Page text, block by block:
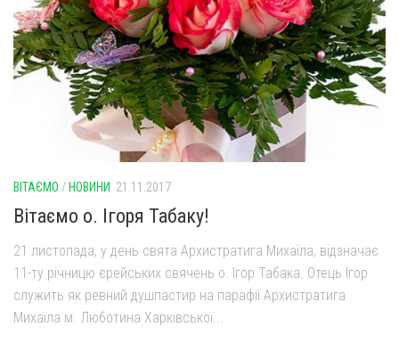
ВІТАЄМО / НОВИНИ 21.11.2017
Вітаємо о. Ігоря Табаку!
21 листопада, у день свята Архистратига Михаїла, відзначає
11-ту річницю єрейських свячень о. Ігор Табака. Отець Ігор
служить як ревний душпастир на парафії Архистратига
Михаїла м. Люботина Харківської...